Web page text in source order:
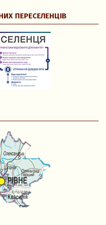
ПЕРЕСЕЛЕНЦІВ